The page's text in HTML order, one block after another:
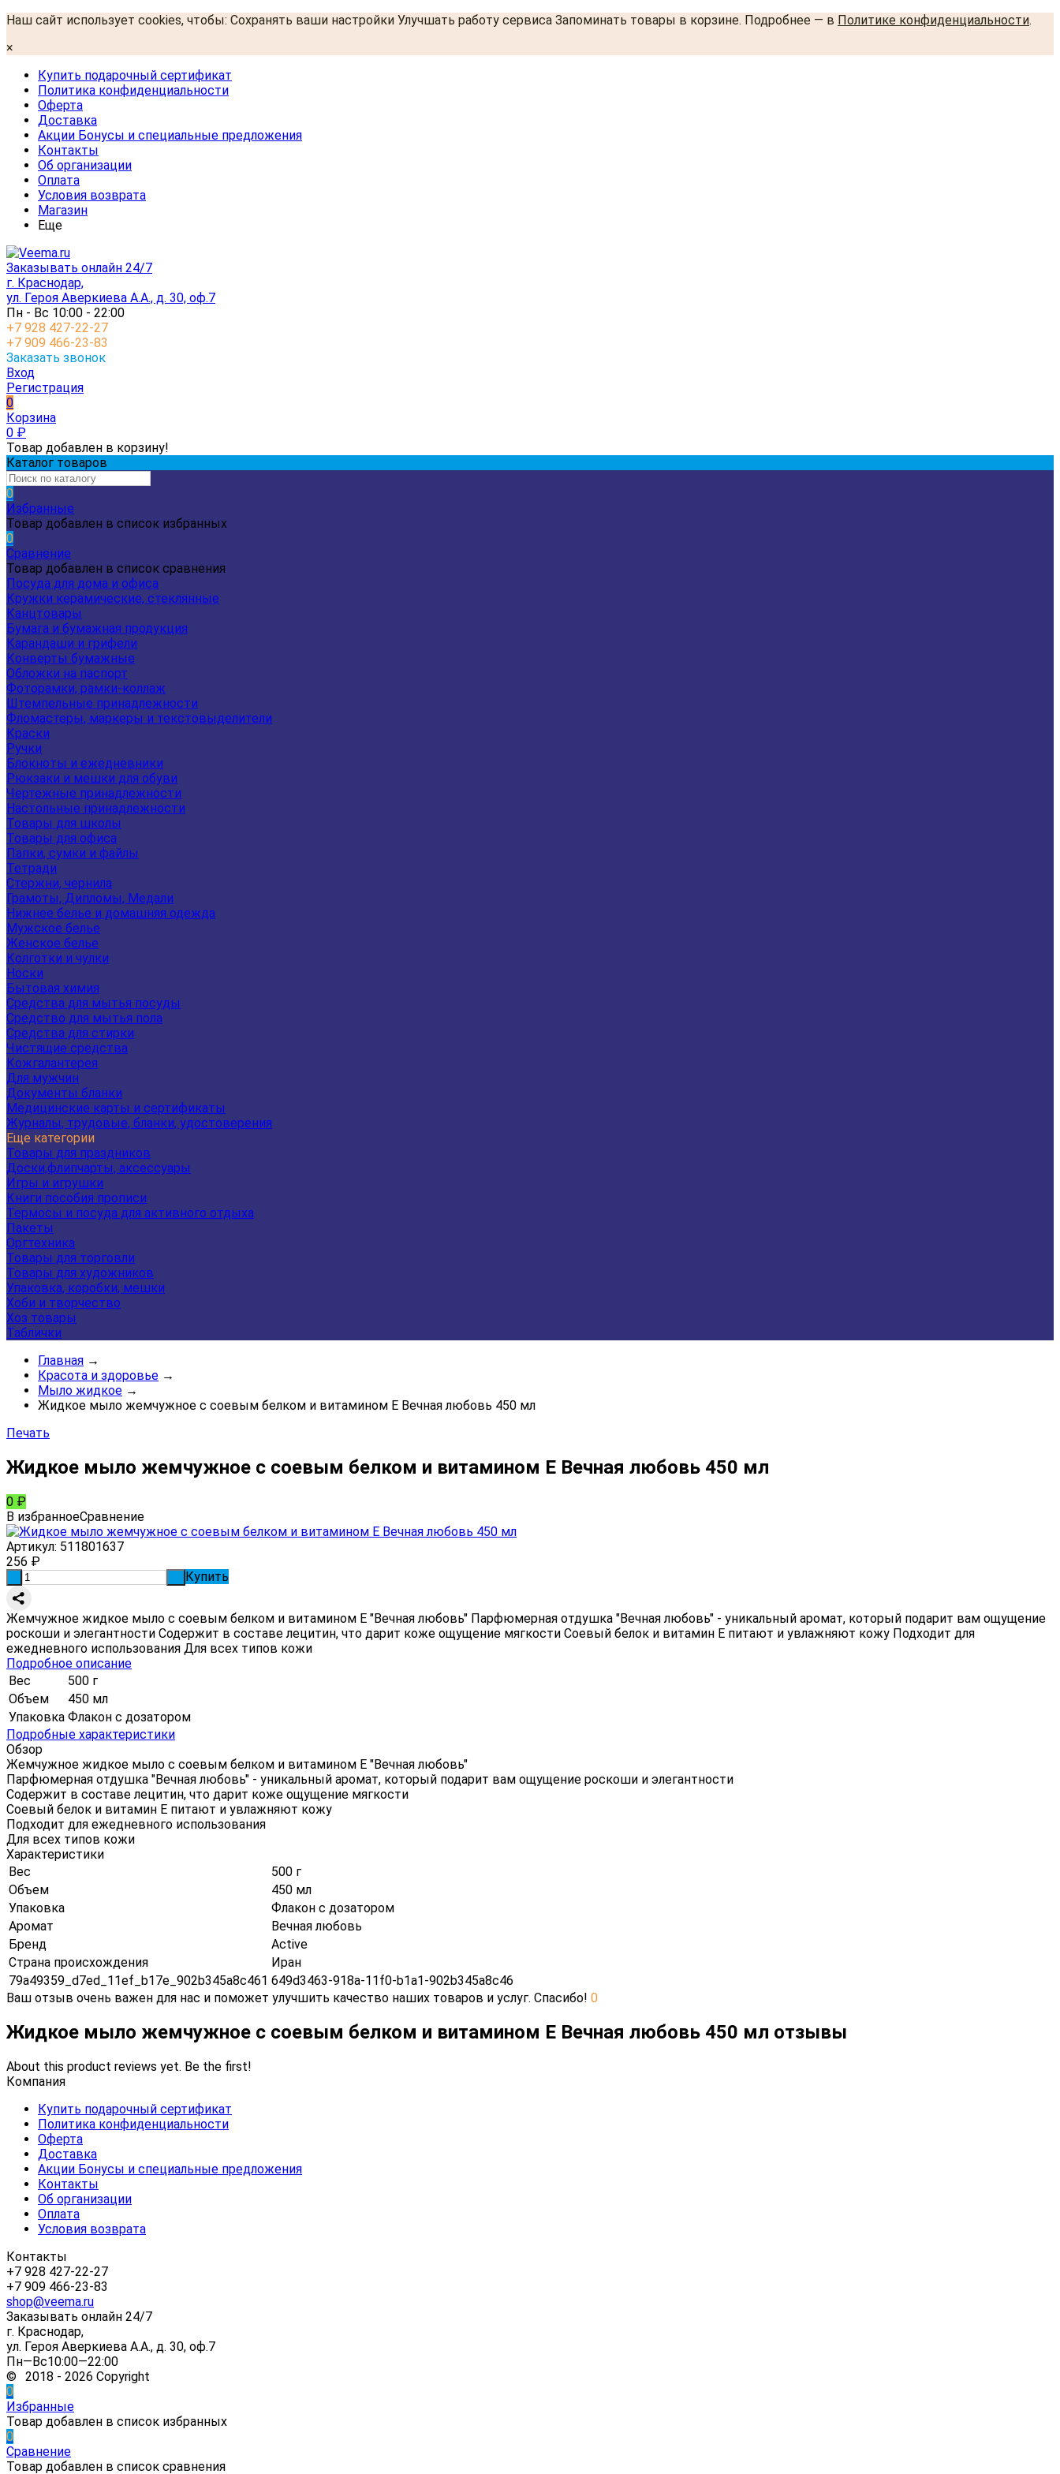
Наш сайт использует cookies, чтобы: Сохранять ваши настройки Улучшать работу сервиса Запоминать товары в корзине. Подробнее — в Политике конфиденциальности.
×
Купить подарочный сертификат
Политика конфиденциальности
Оферта
Доставка
Акции Бонусы и специальные предложения
Контакты
Об организации
Оплата
Условия возврата
Магазин
Еще
Заказывать онлайн 24/7
г. Краснодар,
ул. Героя Аверкиева А.А., д. 30, оф.7
Пн - Вс 10:00 - 22:00
+7 928 427-22-27
+7 909 466-23-83
Заказать звонок
Вход
Регистрация
0
Корзина
0 ₽
Товар добавлен в корзину!
Каталог товаров
0
Избранные
Товар добавлен в список избранных
0
Сравнение
Товар добавлен в список сравнения
Посуда для дома и офиса
Кружки керамические, стеклянные
Канцтовары
Бумага и бумажная продукция
Карандаши и грифели
Конверты бумажные
Обложки на паспорт
Фоторамки, рамки-коллаж
Штемпельные принадлежности
Фломастеры, маркеры и текстовыделители
Краски
Ручки
Блокноты и ежедневники
Рюкзаки и мешки для обуви
Чертежные принадлежности
Настольные принадлежности
Товары для школы
Товары для офиса
Папки, сумки и файлы
Тетради
Стержни, чернила
Грамоты, Дипломы, Медали
Нижнее белье и домашняя одежда
Мужское белье
Женское белье
Колготки и чулки
Носки
Бытовая химия
Средства для мытья посуды
Средство для мытья пола
Средства для стирки
Чистящие средства
Кожгалантерея
Для мужчин
Документы бланки
Медицинские карты и сертификаты
Журналы, трудовые, бланки, удостоверения
Еще категории
Товары для праздников
Доски,флипчарты, аксессуары
Игры и игрушки
Книги пособия прописи
Термосы и посуда для активного отдыха
Пакеты
Оргтехника
Товары для торговли
Товары для художников
Упаковка, коробки, мешки
Хоби и творчество
Хоз товары
Таблички
Главная →
Красота и здоровье →
Мыло жидкое →
Жидкое мыло жемчужное с соевым белком и витамином E Вечная любовь 450 мл
Печать
Жидкое мыло жемчужное с соевым белком и витамином E Вечная любовь 450 мл
0 ₽
В избранноеСравнение
Артикул: 511801637
256 ₽
Купить
Жемчужное жидкое мыло с соевым белком и витамином E "Вечная любовь" Парфюмерная отдушка "Вечная любовь" - уникальный аромат, который подарит вам ощущение
роскоши и элегантности Содержит в составе лецитин, что дарит коже ощущение мягкости Соевый белок и витамин E питают и увлажняют кожу Подходит для
ежедневного использования Для всех типов кожи
Подробное описание
Вес
500 г
Объем
450 мл
Упаковка Флакон с дозатором
Подробные характеристики
Обзор
Жемчужное жидкое мыло с соевым белком и витамином E "Вечная любовь"
Парфюмерная отдушка "Вечная любовь" - уникальный аромат, который подарит вам ощущение роскоши и элегантности
Содержит в составе лецитин, что дарит коже ощущение мягкости
Соевый белок и витамин E питают и увлажняют кожу
Подходит для ежедневного использования
Для всех типов кожи
Характеристики
Вес
500 г
Объем
450 мл
Упаковка
Флакон с дозатором
Аромат
Вечная любовь
Бренд
Active
Страна происхождения
Иран
79a49359_d7ed_11ef_b17e_902b345a8c461 649d3463-918a-11f0-b1a1-902b345a8c46
Ваш отзыв очень важен для нас и поможет улучшить качество наших товаров и услуг. Спасибо! 0
Жидкое мыло жемчужное с соевым белком и витамином E Вечная любовь 450 мл отзывы
About this product reviews yet. Be the first!
Компания
Купить подарочный сертификат
Политика конфиденциальности
Оферта
Доставка
Акции Бонусы и специальные предложения
Контакты
Об организации
Оплата
Условия возврата
Контакты
+7 928 427-22-27
+7 909 466-23-83
shop@veema.ru
Заказывать онлайн 24/7
г. Краснодар,
ул. Героя Аверкиева А.А., д. 30, оф.7
Пн—Вс10:00—22:00
© 2018 - 2026 Copyright
0
Избранные
Товар добавлен в список избранных
0
Сравнение
Товар добавлен в список сравнения